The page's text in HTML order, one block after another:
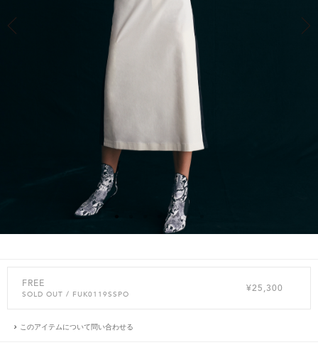
FREE
SOLD OUT / FUK0119SSPO
¥25,300
このアイテムについて問い合わせる